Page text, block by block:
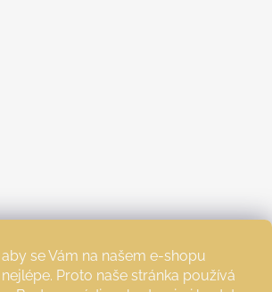
se Vám na našem e-shopu
Proto naše stránka používá